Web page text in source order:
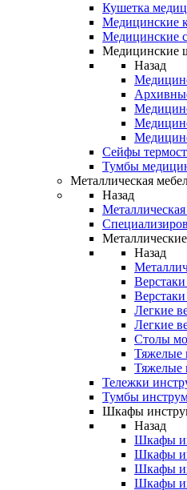
Кушетка
Медицинские
Медицинские
Медицинские
Назад
Сейфы
Тумбы
Металлическая
Назад
Назад
Легкие
Легкие
Столы
Тяжелые
Тяжелые
Тележки
Тумбы
Шкафы
Назад
Шкафы
Шкафы
Шкафы
Шкафы